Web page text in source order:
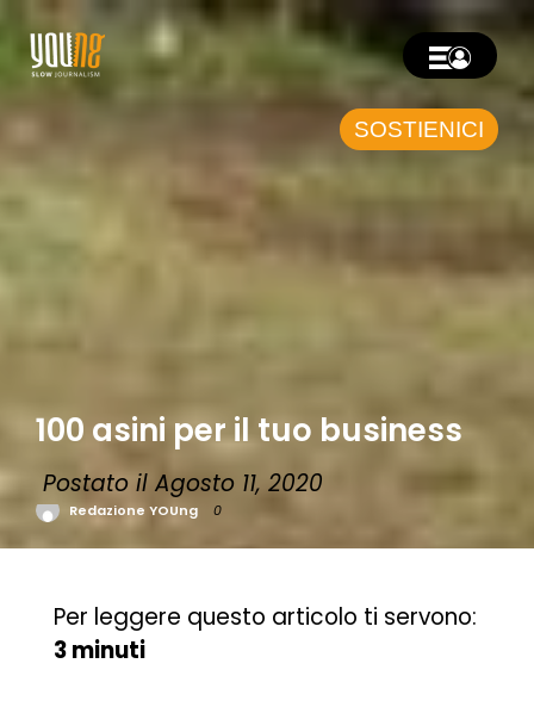
SOSTIENICI
100 asini per il tuo business
Postato il Agosto 11, 2020
Redazione YOUng 0
Per leggere questo articolo ti servono:
3 minuti